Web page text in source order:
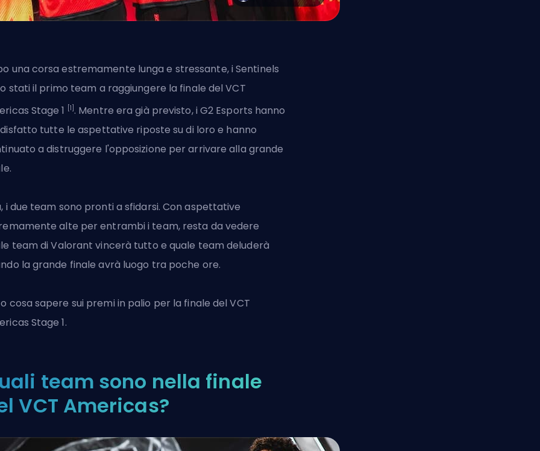
una corsa estremamente lunga e stressante, i Sentinels
stati il primo team a raggiungere la finale del VCT
Stage 1
[1] . Mentre era già previsto, i G2 Esports hanno
tutte le aspettative riposte su di loro e hanno
a distruggere l'opposizione per arrivare alla grande
i due team sono pronti a sfidarsi. Con aspettative
alte per entrambi i team, resta da vedere
team di Valorant vincerà tutto e quale team deluderà
la grande finale avrà luogo tra poche ore.
cosa sapere sui premi in palio per la finale del VCT
Stage 1.
team sono nella finale
VCT Americas?